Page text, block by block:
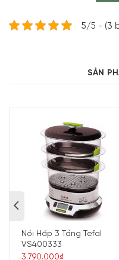
Song song với chất liệu
từng loại thức ăn.
Nồi hấp điện WMF có
phép thức ăn đưa ra vẫn
bổ sung thêm nước
nếu nồi hấp của bạn
5/5 - (3
SẢN
Nồi Hấp 3 Tầng Tefal
VS400333
3.790.000₫